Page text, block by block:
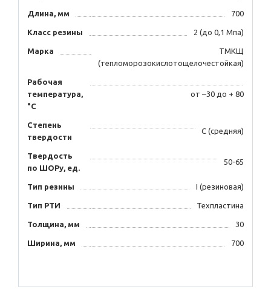
Длина, мм 700
Класс резины 2 (до 0,1 Мпа)
Марка
ТМКЩ
(тепломорозокислотощелочестойкая)
Рабочая
температура,
°C
от –30 до + 80
Степень
твердости
С (средняя)
Твердость
по ШОРу, ед.
50-65
Тип резины I (резиновая)
Тип РТИ Техпластина
Толщина, мм 30
Ширина, мм 700